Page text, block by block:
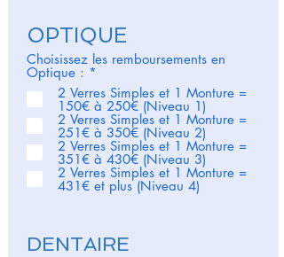
OPTIQUE
Choisissez les remboursements en
Optique : *
l
i
g
a
t
o
i
r
2 Verres Simples et 1 Monture =
150€ à 250€ (Niveau 1)
2 Verres Simples et 1 Monture =
251€ à 350€ (Niveau 2)
2 Verres Simples et 1 Monture =
351€ à 430€ (Niveau 3)
2 Verres Simples et 1 Monture =
431€ et plus (Niveau 4)
DENTAIRE